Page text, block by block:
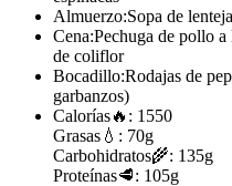
Almuerzo:Sopa de
Cena:Pechuga de pollo
de coliflor
Bocadillo:Rodajas de
garbanzos)
Calorías🔥: 1550
Grasas 💧: 70g
Carbohidratos🌾: 135g
Proteínas🥩: 105g